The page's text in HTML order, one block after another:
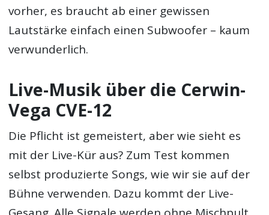
vorher, es braucht ab einer gewissen
Lautstärke einfach einen Subwoofer – kaum
verwunderlich.
Live-Musik über die Cerwin-
Vega CVE-12
Die Pflicht ist gemeistert, aber wie sieht es
mit der Live-Kür aus? Zum Test kommen
selbst produzierte Songs, wie wir sie auf der
Bühne verwenden. Dazu kommt der Live-